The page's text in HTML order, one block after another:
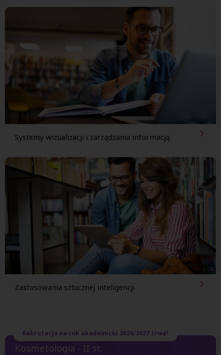
Systemy wizualizacji i zarządzania informacją
Zastosowania sztucznej inteligencji
Kosmetologia - II st.
Rekrutacja na rok akademicki 2026/2027 trwa!